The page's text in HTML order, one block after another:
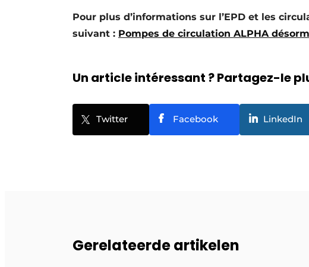
Pour plus d’informations sur l’EPD et les
suivant : Pompes de circulation ALPHA
Un article intéressant ? Partagez-le
Twitter Facebook LinkedIn
Gerelateerde artikelen